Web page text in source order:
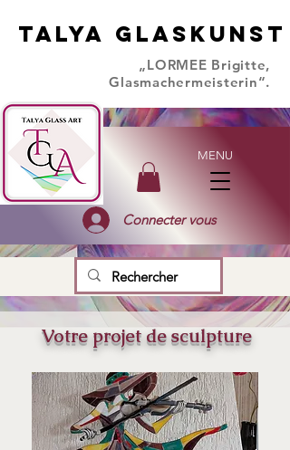
TALYA GLASKUNST
TALYA GLASKUNST
„LORMEE Brigitte,
Glasmachermeisterin“.
MENU
Connecter vous
Votre projet de sculpture